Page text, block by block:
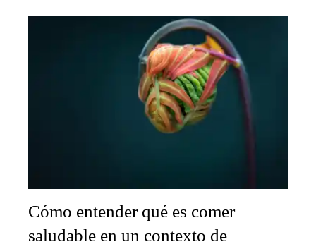
Cómo entender qué es comer
saludable en un contexto de